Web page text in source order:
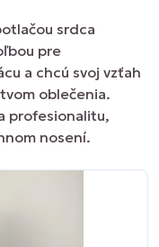
srdca
pre
a chcú svoj vzťah
oblečenia.
profesionalitu,
nosení.